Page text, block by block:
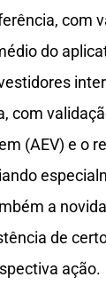
com
do
com
(AEV) e o
a
de
ação.